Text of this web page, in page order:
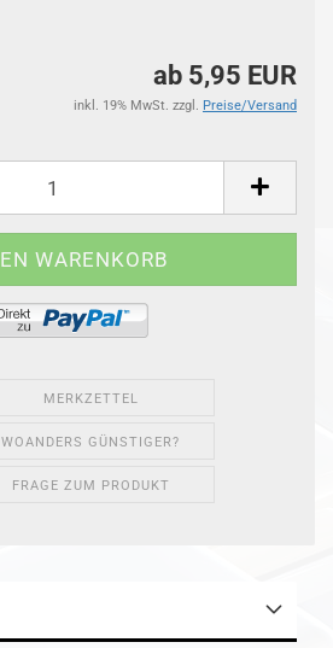
ab 5,95 EUR
inkl. 19% MwSt. zzgl. Preise/Versand
MERKZETTEL
WOANDERS GÜNSTIGER?
FRAGE ZUM PRODUKT